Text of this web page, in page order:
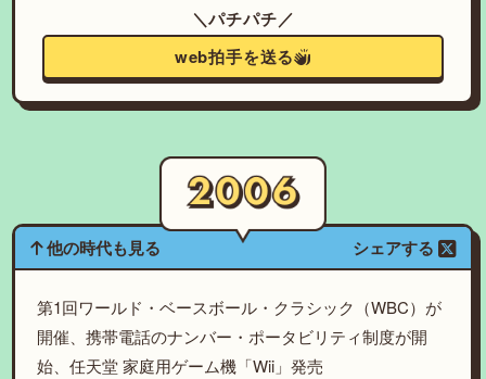
＼パチパチ／
web拍手を送る
他の時代も見る シェアする
第1回ワールド・ベースボール・クラシック（WBC）が
開催、携帯電話のナンバー・ポータビリティ制度が開
始、任天堂 家庭用ゲーム機「Wii」発売